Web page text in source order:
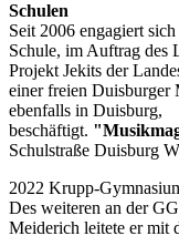
Schulen
Seit 2006 engagiert
Schule, im Auftrag des
Projekt Jekits der
einer freien Duisburger
ebenfalls in Duisburg,
beschäftigt.
Schulstraße Duisburg
2022 Krupp-
Des weiteren an der
Meiderich leitete er mit